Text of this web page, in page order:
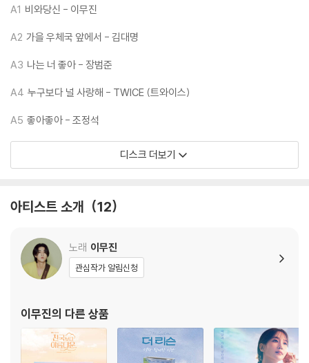
**앨범 사양 및 구성품**
국 래커커팅)
*가사지 1매
*포토 스탠드 1매 수록
*배우 싸인 프린팅 미니 브로마이드
※ 본 LP는 단순 반품은 불가합니다. ※
※ 컬러 바이닐은 제작 공정상 색상의 차이나 반점(얼룩)이 발생하는 경우
가 있습니다. (불량 아님) ※
※ 재킷/구성품/포장 상태
1) 제작/배송 과정에 따라 경미한 재킷 주름, 모서리 눌림, 갈라짐이 발생
할 수 있으며 속지(이너 슬리브)는 디스크와의 접촉으로 인해 갈라질 수
A1 비와당신 - 이무진
A2 가을 우체국 앞에서 - 김대명
A3 나는 너 좋아 - 장범준
A4 누구보다 널 사랑해 - TWICE (트와이스)
A5 좋아좋아 - 조정석
디스크 더보기
아티스트 소개 12
노래 이무진
관심작가 알림신청
이무진의 다른 상품